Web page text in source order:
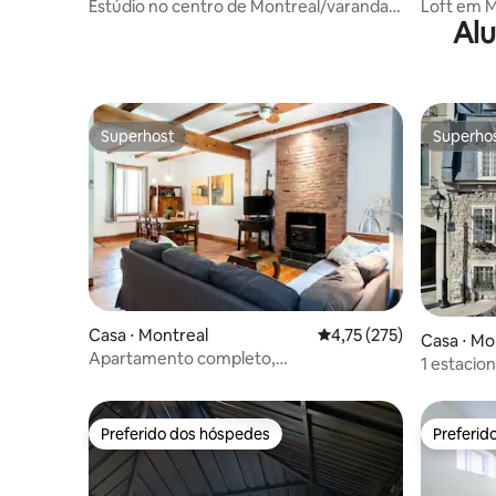
Estúdio no centro de Montreal/varanda
Loft em
Velho
Superhost
Superhost
Casa ⋅ Montreal 4,75 de uma avaliação
4,75 (275)
Apartamento completo,
Casa ⋅
1
Preferido dos hóspedes
Preferido dos hóspedes